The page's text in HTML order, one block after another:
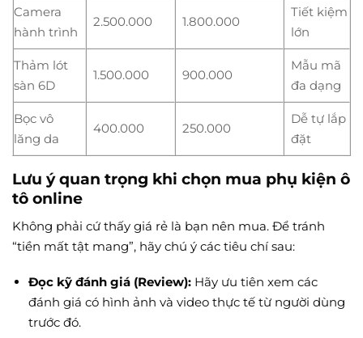
Camera
hành trình
2.500.000 1.800.000
Tiết kiệm
lớn
Thảm lót
sàn 6D
1.500.000 900.000
Mẫu mã
đa dạng
Bọc vô
lăng da
400.000 250.000
Dễ tự lắp
đặt
Lưu ý quan trọng khi chọn mua phụ kiện ô
tô online
Không phải cứ thấy giá rẻ là bạn nên mua. Để tránh
“tiền mất tật mang”, hãy chú ý các tiêu chí sau:
Đọc kỹ đánh giá (Review):Hãy ưu tiên xem các
đánh giá có hình ảnh và video thực tế từ người dùng
trước đó.